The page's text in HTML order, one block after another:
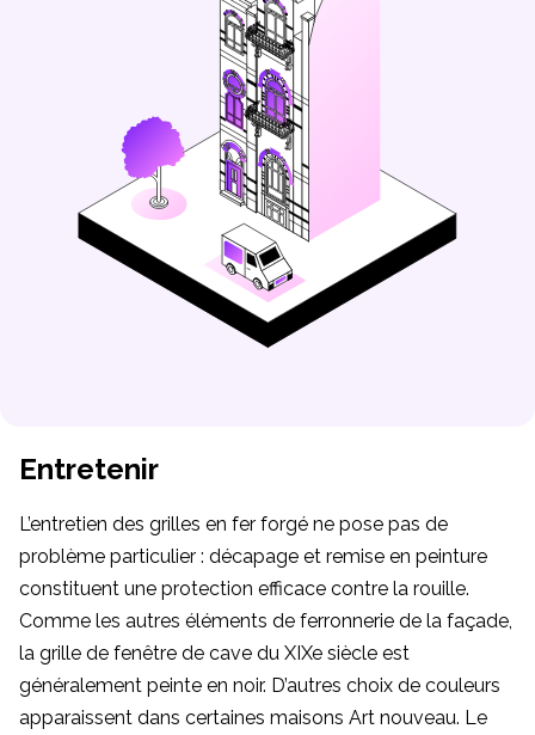
Entretenir
L’entretien des grilles en fer forgé ne pose pas de
problème particulier : décapage et remise en peinture
constituent une protection efficace contre la rouille.
Comme les autres éléments de ferronnerie de la façade,
la grille de fenêtre de cave du XIXe siècle est
généralement peinte en noir. D’autres choix de couleurs
apparaissent dans certaines maisons Art nouveau. Le